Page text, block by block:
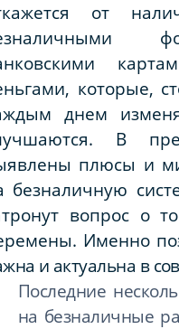
от
которые,
днем
В
плюсы и
безналичную
вопрос о
Именно
и актуальна в
Последние
на безналичные